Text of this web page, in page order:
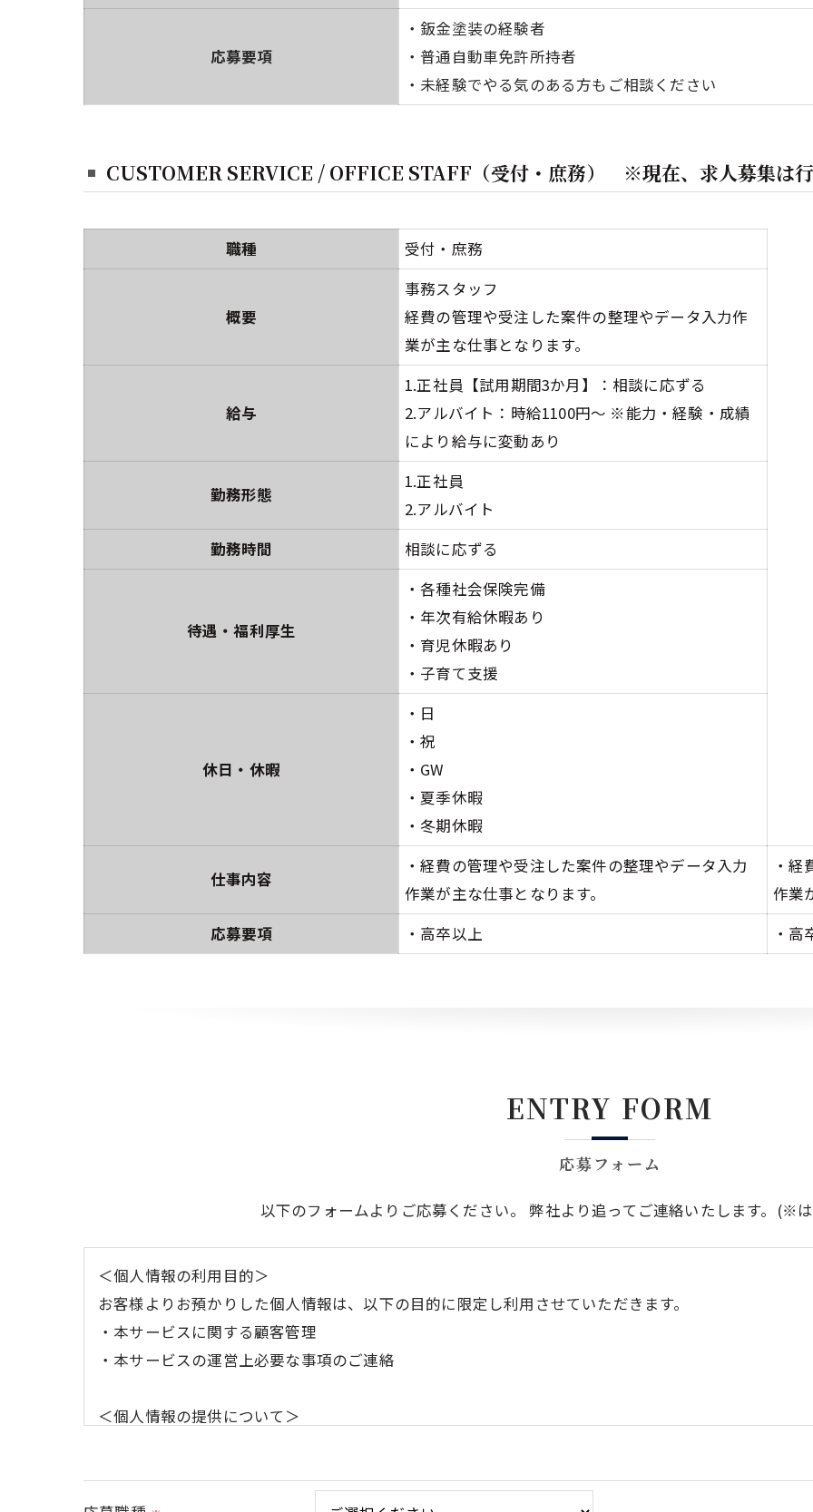
応募要項
・鈑金塗装の経験者
・普通自動車免許所持者
・未経験でやる気のある方もご相談ください
CUSTOMER SERVICE / OFFICE STAFF（受付・庶務） ※現在、求人募集は
職種 受付・庶務
概要
事務スタッフ
経費の管理や受注した案件の整理やデータ入力作
業が主な仕事となります。
給与
1.正社員【試用期間3か月】：相談に応ずる
2.アルバイト：時給1100円～ ※能力・経験・成績
により給与に変動あり
勤務形態
1.正社員
2.アルバイト
勤務時間
相談に応ずる
待遇・福利厚生
・各種社会保険完備
・年次有給休暇あり
・育児休暇あり
・子育て支援
休日・休暇
・日
・祝
・GW
・夏季休暇
・冬期休暇
仕事内容
・経費の管理や受注した案件の整理やデータ入力
作業が主な仕事となります。
・
作業
応募要項
・高卒以上 ・高
応募フォーム
ENTRY FORM
以下のフォームよりご応募ください。 弊社より追ってご連絡いたします。(※
＜個人情報の利用目的＞
お客様よりお預かりした個人情報は、以下の目的に限定し利用させていただきます。
・本サービスに関する顧客管理
・本サービスの運営上必要な事項のご連絡
＜個人情報の提供について＞